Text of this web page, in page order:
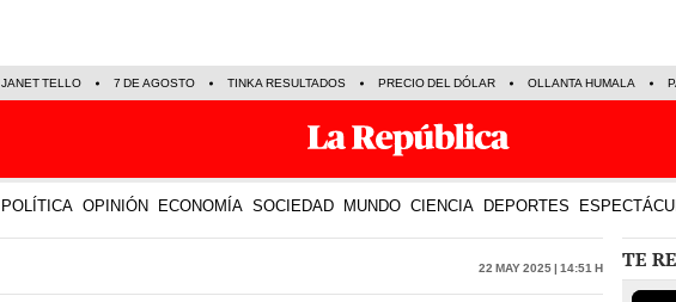
JANET TELLO 7 DE AGOSTO TINKA RESULTADOS PRECIO DEL DÓLAR OLLANTA HUMALA
POLÍTICA OPINIÓN ECONOMÍA SOCIEDAD MUNDO CIENCIA DEPORTES
22 May 2025 | 14:51 h TE